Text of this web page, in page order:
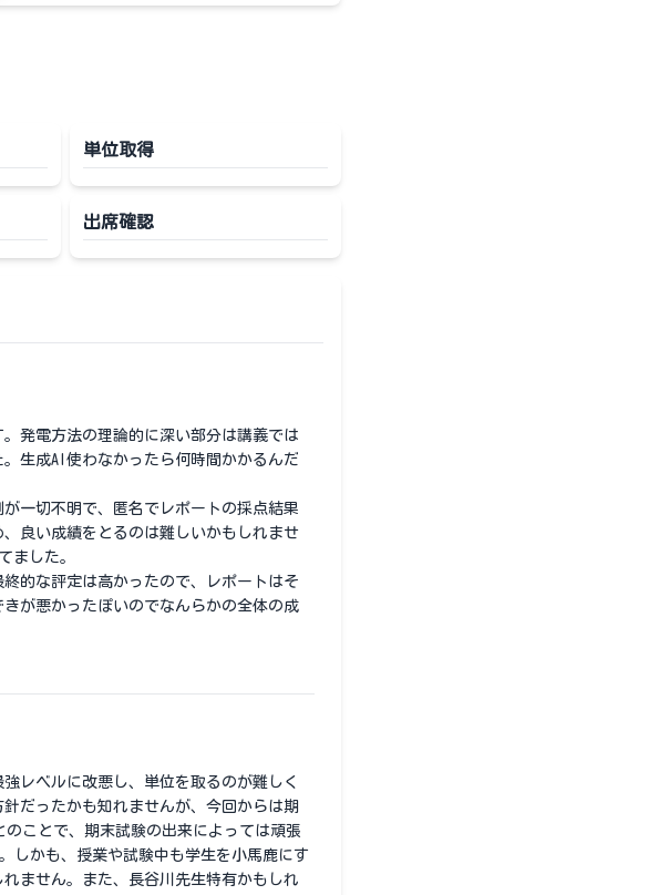
単位取得
出席確認
発電方法の理論的に深い部分は講義では
生成AI使わなかったら何時間かかるんだ
一切不明で、匿名でレポートの採点結果
良い成績をとるのは難しいかもしれませ
ました。
的な評定は高かったので、レポートはそ
が悪かったぽいのでなんらかの全体の成
レベルに改悪し、単位を取るのが難しく
だったかも知れませんが、今回からは期
ことで、期末試験の出来によっては頑張
しかも、授業や試験中も学生を小馬鹿にす
ません。また、長谷川先生特有かもしれ